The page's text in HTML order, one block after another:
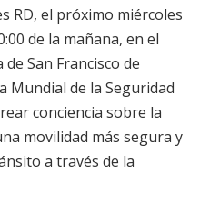
RD, el próximo miércoles
de la mañana, en el
San Francisco de
Mundial de la Seguridad
conciencia sobre la
movilidad más segura y
a través de la